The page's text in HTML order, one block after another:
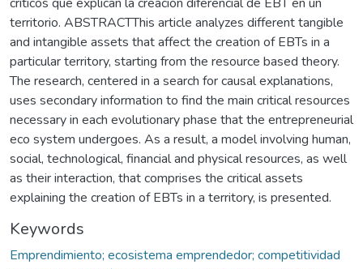
territorio. ABSTRACTThis article analyzes different tangible
and intangible assets that affect the creation of EBTs in a
particular territory, starting from the resource based theory.
The research, centered in a search for causal explanations,
uses secondary information to find the main critical resources
necessary in each evolutionary phase that the entrepreneurial
eco system undergoes. As a result, a model involving human,
social, technological, financial and physical resources, as well
as their interaction, that comprises the critical assets
explaining the creation of EBTs in a territory, is presented.
Keywords
Emprendimiento; ecosistema emprendedor; competitividad